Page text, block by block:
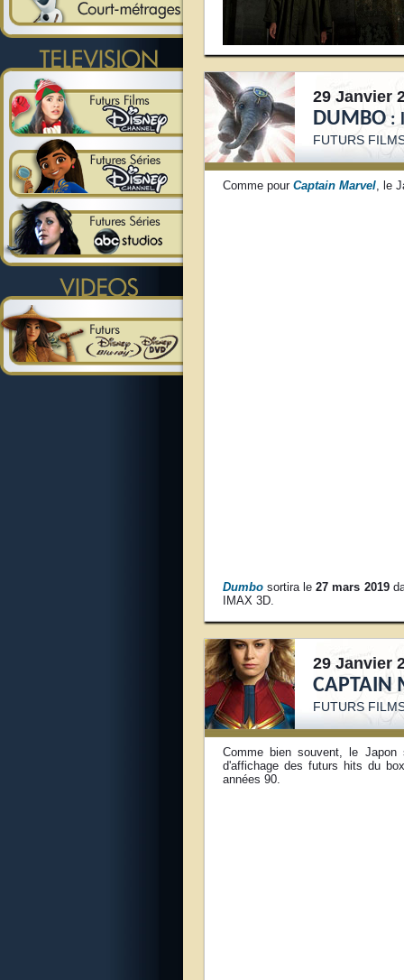
29 Janvier
DUMBO :
FUTURS
Comme pour Captain Marvel, le
Dumbosortira le27 mars 2019
IMAX 3D.
29 Janvier
CAPTAIN
FUTURS
Comme bien souvent, le
d'affichage des futurs hits du
années 90.